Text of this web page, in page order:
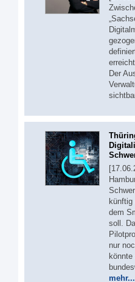
Der
künftig
dem
soll.
nur
könnte
mehr...